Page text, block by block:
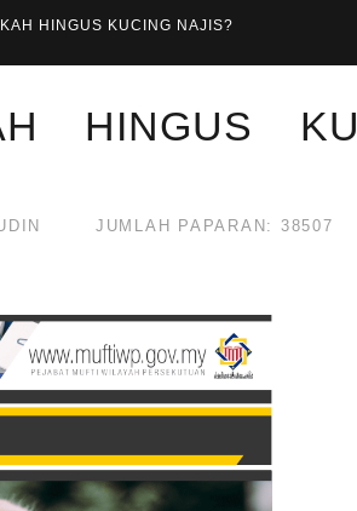
HINGUS KUCING NAJIS?
HINGUS
JUMLAH PAPARAN: 38507